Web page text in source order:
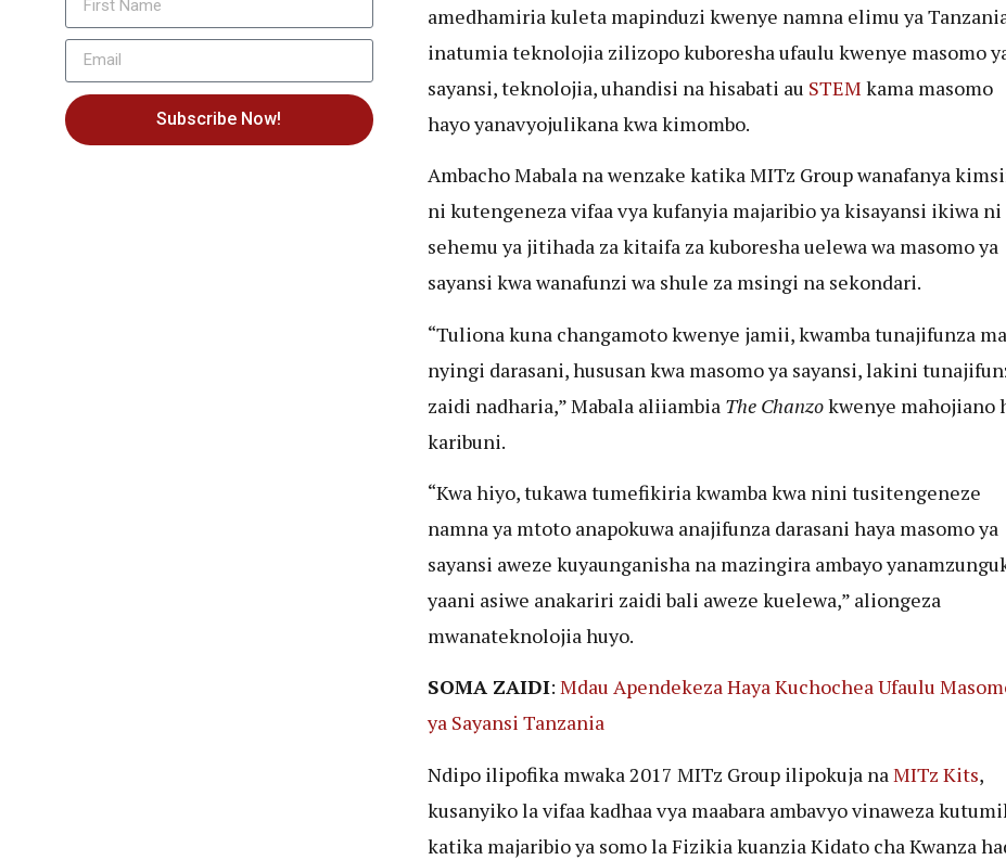
Subscribe Now!
amedhamiria kuleta mapinduzi kwenye namna elimu ya
inatumia teknolojia zilizopo kuboresha ufaulu kwenye masomo
sayansi, teknolojia, uhandisi na hisabati au STEM kama masomo
hayo yanavyojulikana kwa kimombo.
Ambacho Mabala na wenzake katika MITz Group wanafanya
ni kutengeneza vifaa vya kufanyia majaribio ya kisayansi ikiwa ni
sehemu ya jitihada za kitaifa za kuboresha uelewa wa masomo ya
sayansi kwa wanafunzi wa shule za msingi na sekondari.
“Tuliona kuna changamoto kwenye jamii, kwamba tunajifunza
nyingi darasani, hususan kwa masomo ya sayansi, lakini
zaidi nadharia,” Mabala aliiambia The Chanzokwenye mahojiano
karibuni.
“Kwa hiyo, tukawa tumefikiria kwamba kwa nini tusitengeneze
namna ya mtoto anapokuwa anajifunza darasani haya masomo ya
sayansi aweze kuyaunganisha na mazingira ambayo
yaani asiwe anakariri zaidi bali aweze kuelewa,” aliongeza
mwanateknolojia huyo.
SOMA ZAIDI: Mdau Apendekeza Haya Kuchochea Ufaulu
ya Sayansi Tanzania
Ndipo ilipofika mwaka 2017 MITz Group ilipokuja na MITz Kits,
kusanyiko la vifaa kadhaa vya maabara ambavyo vinaweza
katika majaribio ya somo la Fizikia kuanzia Kidato cha Kwanza